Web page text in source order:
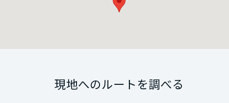
現地へのルートを調べる